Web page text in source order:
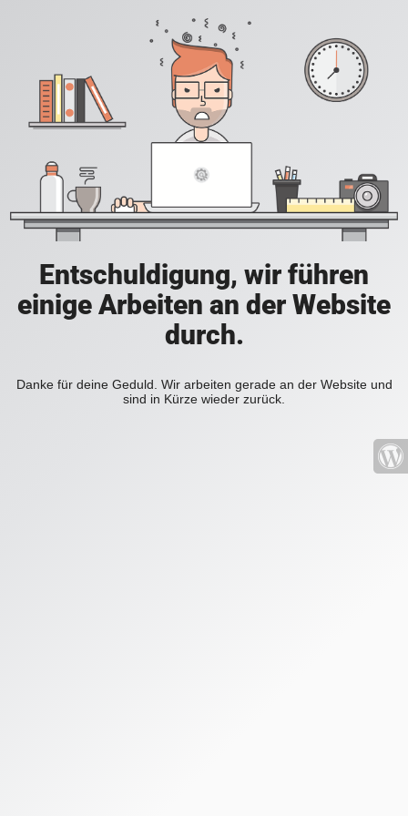
Entschuldigung, wir führen
einige Arbeiten an der Website
durch.
Danke für deine Geduld. Wir arbeiten gerade an der Website und
sind in Kürze wieder zurück.